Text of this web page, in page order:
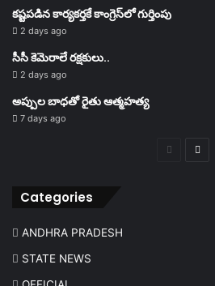
కష్టపడిన కార్యకర్తకే కాంగ్రెస్‌లో గుర్తింపు
2 days ago
సీసీ కెమెరాలే రక్షకులు..
2 days ago
అప్పుల బాధతో రైతు ఆత్మహత్య
7 days ago
PreviousNext
Categories
ANDHRA PRADESH
STATE NEWS